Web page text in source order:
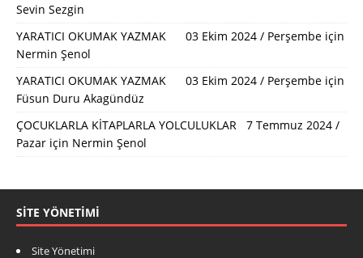
Sevin Sezgin
YARATICI OKUMAK YAZMAK 03 Ekim 2024 / Perşembe için
Nermin Şenol
YARATICI OKUMAK YAZMAK 03 Ekim 2024 / Perşembe için
Füsun Duru Akagündüz
ÇOCUKLARLA KİTAPLARLA YOLCULUKLAR 7 Temmuz 2024 /
Pazar için Nermin Şenol
SITE YÖNETIMI
Site Yönetimi